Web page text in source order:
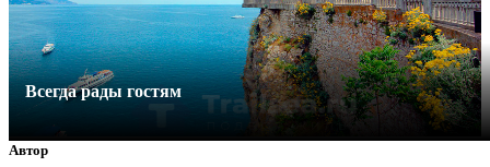
Всегда рады гостям
Автор